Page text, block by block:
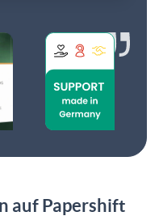
auf Papershift